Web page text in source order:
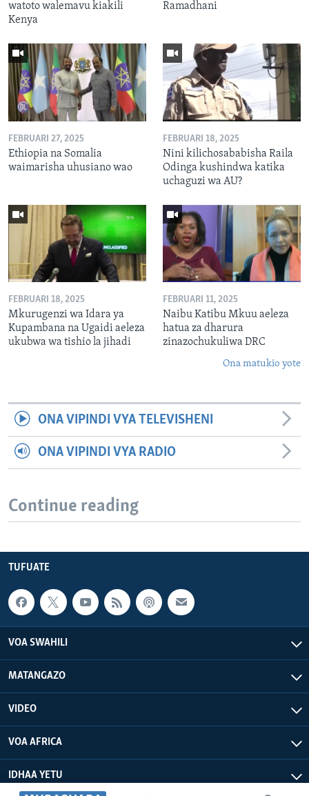
watoto walemavu kiakili
Kenya
Ramadhani
FEBRUARI 27, 2025
Ethiopia na Somalia
waimarisha uhusiano wao
FEBRUARI 18, 2025
Nini kilichosababisha Raila
Odinga kushindwa katika
uchaguzi wa AU?
FEBRUARI 18, 2025
Mkurugenzi wa Idara ya
Kupambana na Ugaidi aeleza
ukubwa wa tishio la jihadi
FEBRUARI 11, 2025
Naibu Katibu Mkuu aeleza
hatua za dharura
zinazochukuliwa DRC
Ona matukio yote
ONA VIPINDI VYA TELEVISHENI
ONA VIPINDI VYA RADIO
Continue reading
TUFUATE
VOA SWAHILI
MATANGAZO
VIDEO
VOA AFRICA
IDHAA YETU